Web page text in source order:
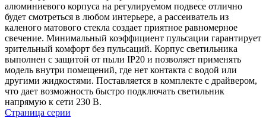
алюминиевого корпуса на регулируемом подвесе отлично
будет смотреться в любом интерьере, а рассеиватель из
каленого матового стекла создает приятное равномерное
свечение. Минимальный коэффициент пульсации гарантирует
зрительный комфорт без пульсаций. Корпус светильника
выполнен с защитой от пыли IP20 и позволяет применять
модель внутри помещений, где нет контакта с водой или
другими жидкостями. Поставляется в комплекте с драйвером,
что дает возможность быстро подключать светильник
напрямую к сети 230 В.
Страница серии